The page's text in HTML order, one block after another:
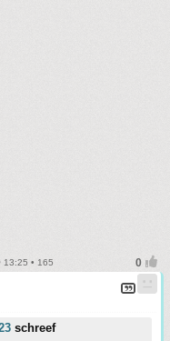
13:25 • 165
schreef